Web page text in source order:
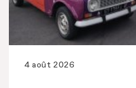
4 août 2026